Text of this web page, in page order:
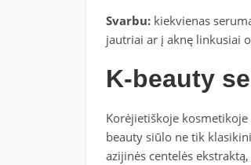
Svarbu:kiekvienas
jautriai ar į aknę linkusiai
K-beauty
Korėjietiškoje
beauty siūlo ne tik
azijinės centelės